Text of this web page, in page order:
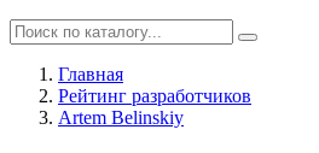
Главная
Рейтинг разработчиков
Artem Belinskiy